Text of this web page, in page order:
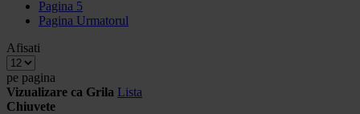
Pagina 5
Pagina Urmatorul
Afisati
pe pagina
Vizualizare ca Grila Lista
Chiuvete